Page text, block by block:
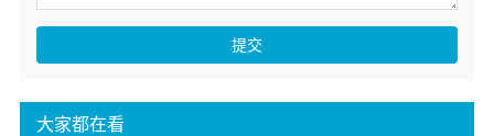
大家都在看
提交